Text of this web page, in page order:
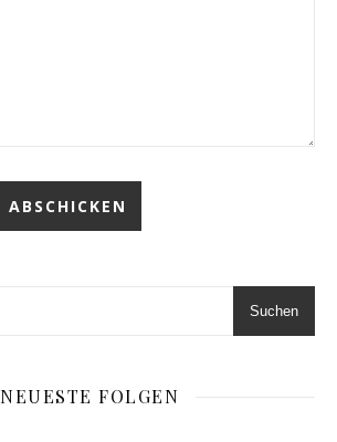
Suchen
NEUESTE FOLGEN